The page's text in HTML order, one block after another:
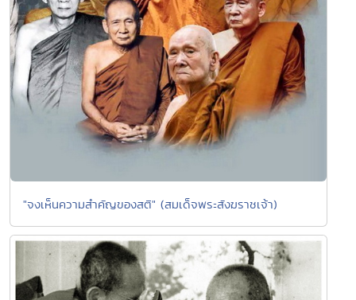
"จงเห็นความสำคัญของสติ" (สมเด็จพระสังฆราชเจ้า)